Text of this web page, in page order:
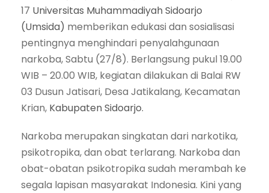
17 Universitas Muhammadiyah Sidoarjo
(Umsida) memberikan edukasi dan sosialisasi
pentingnya menghindari penyalahgunaan
narkoba, Sabtu (27/8). Berlangsung pukul 19.00
WIB – 20.00 WIB, kegiatan dilakukan di Balai RW
03 Dusun Jatisari, Desa Jatikalang, Kecamatan
Krian, Kabupaten Sidoarjo.
Narkoba merupakan singkatan dari narkotika,
psikotropika, dan obat terlarang. Narkoba dan
obat-obatan psikotropika sudah merambah ke
segala lapisan masyarakat Indonesia. Kini yang